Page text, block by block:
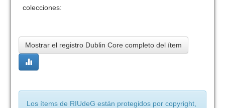
colecciones:
Mostrar el registro Dublin Core completo del ítem
Los ítems de RIUdeG están protegidos por copyright,